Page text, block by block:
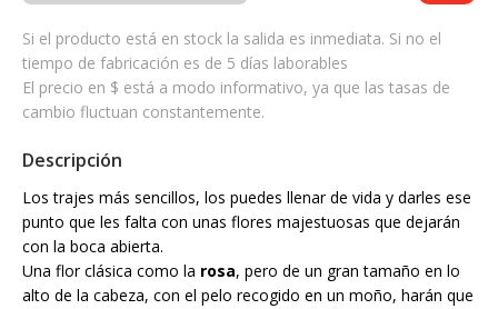
Si el producto está en stock la salida es inmediata. Si no el
tiempo de fabricación es de 5 días laborables
El precio en $ está a modo informativo, ya que las tasas de
cambio fluctuan constantemente.
Descripción
Los trajes más sencillos, los puedes llenar de vida y darles ese
punto que les falta con unas flores majestuosas que dejarán
con la boca abierta.
Una flor clásica como la rosa, pero de un gran tamaño en lo
alto de la cabeza, con el pelo recogido en un moño, harán que